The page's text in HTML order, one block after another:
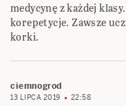
medycynę z każdej
korepetycje. Zawsze
korki.
ciemnogrod
13 LIPCA 2019 22:58